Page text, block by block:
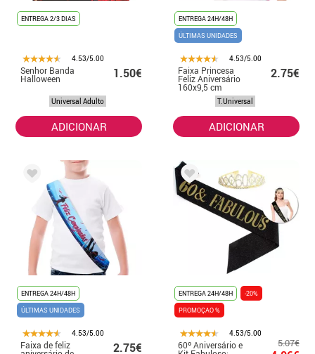
ENTREGA 2/3 DIAS
4.53/5.00
Senhor Banda
Halloween 1.50€
Universal Adulto
ADICIONAR
ENTREGA 24H/48H
ÚLTIMAS UNIDADES
4.53/5.00
Faixa Princesa
Feliz Aniversário
160x9,5 cm
2.75€
T.Universal
ADICIONAR
ENTREGA 24H/48H
ÚLTIMAS UNIDADES
4.53/5.00
Faixa de feliz 2.75€
ENTREGA 24H/48H
-20%
PROMOÇAO %
4.53/5.00
60º Aniversário e 5.07€